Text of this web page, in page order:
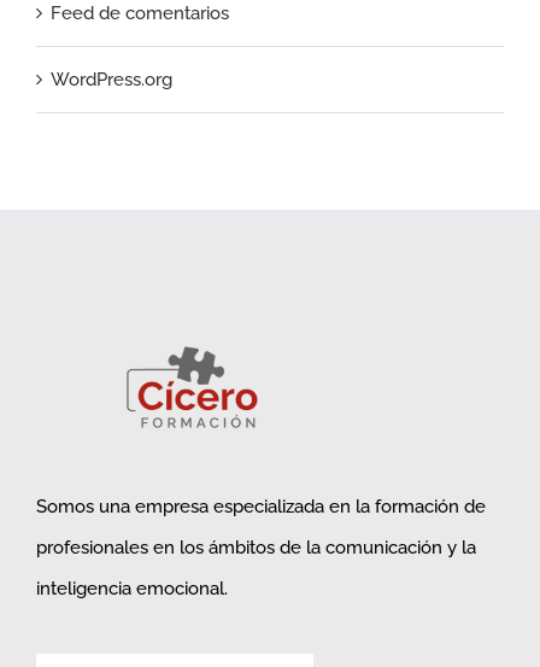
Feed de comentarios
WordPress.org
Somos una empresa especializada en la formación de
profesionales en los ámbitos de la comunicación y la
inteligencia emocional.